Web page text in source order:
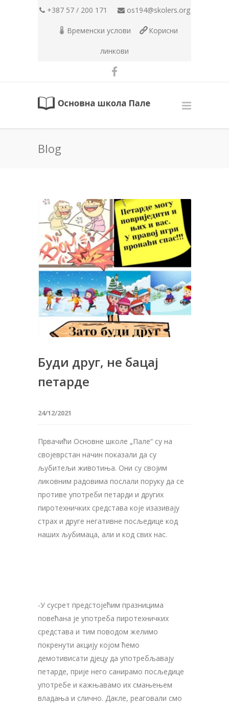
+387 57 / 200 171 os194@skolers.org
Временски услови Корисни
линкови
Blog
Буди друг, не бацај
петарде
24/12/2021
Првачићи Основне школе „Пале“ су на
својеврстан начин показали да су
љубитељи животиња. Они су својим
ликовним радовима послали поруку да се
противе употреби петарди и других
пиротехничких средстава које изазивају
страх и друге негативне посљедице код
наших љубимаца, али и код свих нас.
-У сусрет предстојећим празницима
повећана је употреба пиротехничких
средстава и тим поводом желимо
покренути акцију којом ћемо
демотивисати дјецу да употребљавају
петарде, прије него санирамо посљедице
употребе и кажњавамо их смањењем
владања и слично. Дакле, реаговали смо